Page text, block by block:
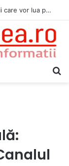
Jandarmii tulceni vor fi alături de cetățenii care vor lua parte la Festivalul Folk Țestos